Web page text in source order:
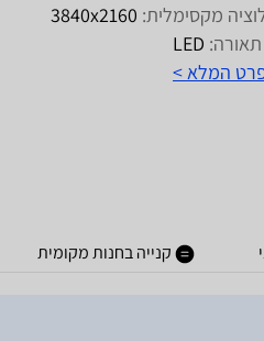
מקסימלית: 3840x2160
תאורה: LED
המלא >
קנייה בחנות מקומית